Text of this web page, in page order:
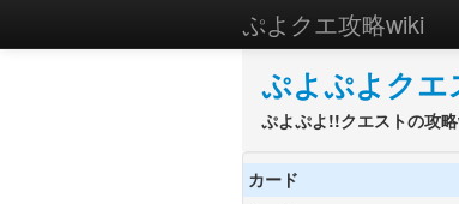
ぷよクエ攻略wiki
ぷよぷよク
ぷよぷよ!!クエストの攻
カード